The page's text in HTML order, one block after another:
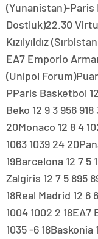
(Yunanistan)-Paris
Dostluk)22.30
Kızılyıldız
EA7 Emporio
(Unipol
PParis Basketbol
Beko 12 9 3 956
20Monaco 12 8 4
1063 1039 24
19Barcelona 12 7 5
Zalgiris 12 7 5 895
18Real Madrid 12 6
1004 1002 2
1035 -6 18Baskonia